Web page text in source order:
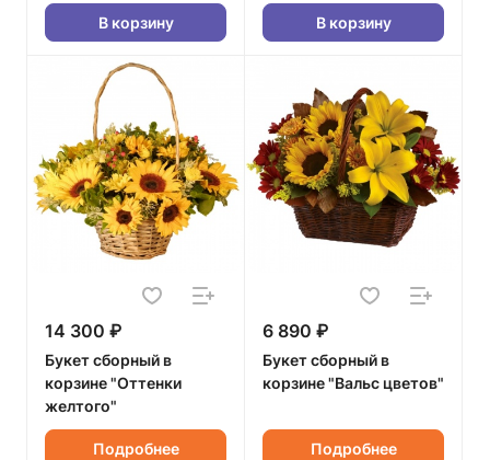
В корзину В корзину
14 300 ₽
Букет сборный в
корзине "Оттенки
желтого"
Подробнее
6 890 ₽
Букет сборный в
корзине "Вальс цветов"
Подробнее